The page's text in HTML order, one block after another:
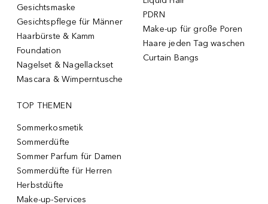
Gesichtsmaske
Gesichtspflege für Männer
Haarbürste & Kamm
Foundation
Nagelset & Nagellackset
Mascara & Wimperntusche
PDRN
Make-up für große Poren
Haare jeden Tag waschen
Curtain Bangs
TOP THEMEN
Sommerkosmetik
Sommerdüfte
Sommer Parfum für Damen
Sommerdüfte für Herren
Herbstdüfte
Make-up-Services